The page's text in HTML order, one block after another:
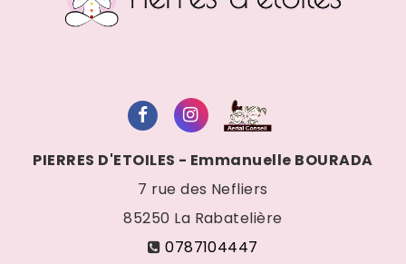
PIERRES D'ETOILES - Emmanuelle BOURADA
7 rue des Nefliers
85250 La Rabatelière
0787104447